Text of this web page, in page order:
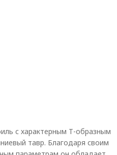
с характерным Т-образным
тавр. Благодаря своим